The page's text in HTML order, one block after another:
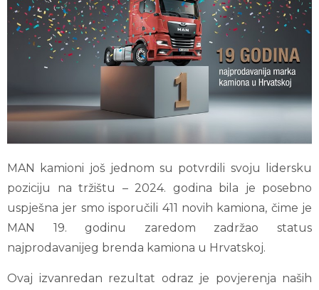
MAN kamioni još jednom su potvrdili svoju lidersku
poziciju na tržištu – 2024. godina bila je posebno
uspješna jer smo isporučili 411 novih kamiona, čime je
MAN 19. godinu zaredom zadržao status
najprodavanijeg brenda kamiona u Hrvatskoj.
Ovaj izvanredan rezultat odraz je povjerenja naših